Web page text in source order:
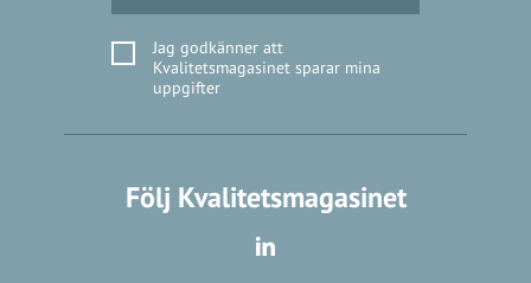
Jag godkänner att
Kvalitetsmagasinet sparar mina
uppgifter
Följ Kvalitetsmagasinet